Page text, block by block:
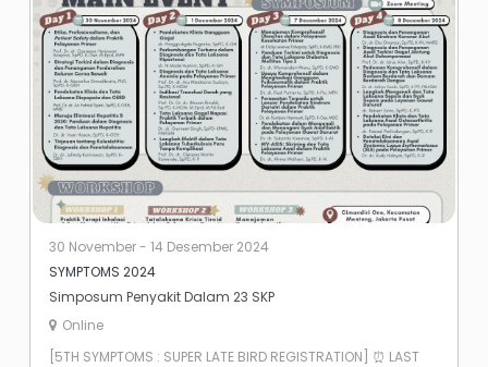
30 November - 14 Desember 2024
SYMPTOMS 2024
Simposum Penyakit Dalam 23 SKP
Online
[5TH SYMPTOMS : SUPER LATE BIRD REGISTRATION] ⏰ LAST